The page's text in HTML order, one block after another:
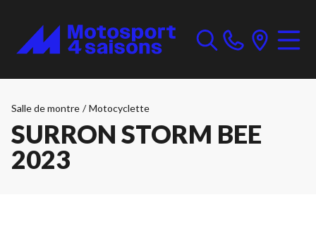
Salle de montre / Motocyclette
SURRON STORM BEE
2023